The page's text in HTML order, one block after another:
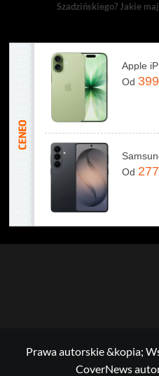
Szadzińskiego? Jakie
Od
Od
Prawa autorskie &kopia;
CoverNews